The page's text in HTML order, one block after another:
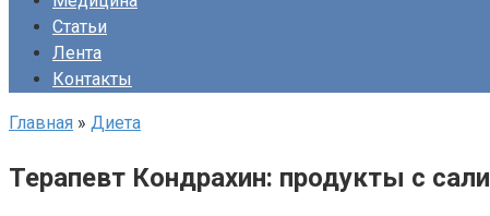
Статьи
Лента
Контакты
Главная » Диета
Терапевт Кондрахин: продукты с